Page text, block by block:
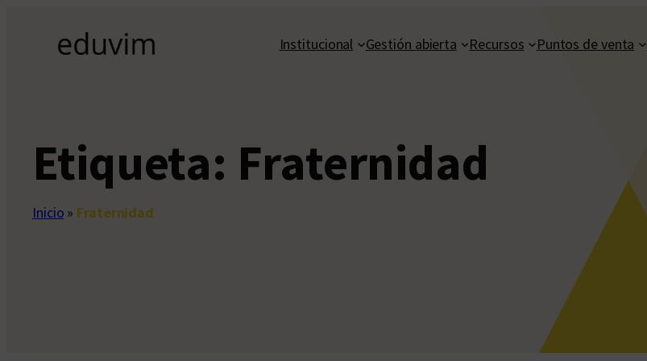
contenido
Institucional Gestión abierta Recursos Puntos de venta
Etiqueta: Fraternidad
Inicio » Fraternidad